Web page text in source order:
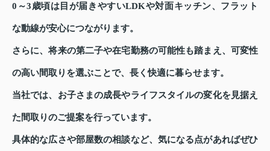
0～3歳頃は目が届きやすいLDKや対面キッチン、フラット
な動線が安心につながります。
さらに、将来の第二子や在宅勤務の可能性も踏まえ、可変性
の高い間取りを選ぶことで、長く快適に暮らせます。
当社では、お子さまの成長やライフスタイルの変化を見据え
た間取りのご提案を行っています。
具体的な広さや部屋数の相談など、気になる点があればぜひ